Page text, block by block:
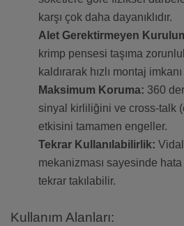
karşı çok daha dayanıklıdır.
Alet Gerektirmeyen
krimp pensesi taşıma
kaldırarak hızlı montaj imkanı
Maksimum Koruma: 360
sinyal kirliliğini ve cross-talk
etkisini tamamen engeller.
Tekrar Kullanılabilirlik:
mekanizması sayesinde hata
tekrar takılabilir.
Kullanım Alanları: